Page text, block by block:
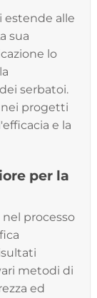
estende alle
sua
lo
serbatoi.
nei progetti
e la
per la
processo
metodi di
ed